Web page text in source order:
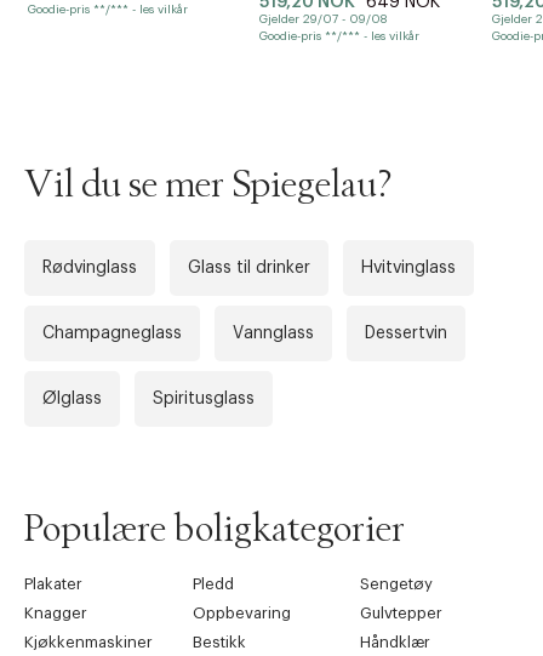
Goodie-pris **/*** - les vilkår
Gjelder 29/07 - 09/08
Goodie-pris **/*** - les vilkår
Gjelder
Goodie-
Vil du se mer Spiegelau?
Rødvinglass Glass til drinker Hvitvinglass
Champagneglass Vannglass Dessertvin
Ølglass Spiritusglass
Populære boligkategorier
Plakater Pledd
Sengetøy
Knagger
Oppbevaring
Gulvtepper
Kjøkkenmaskiner
Bestikk
Håndklær